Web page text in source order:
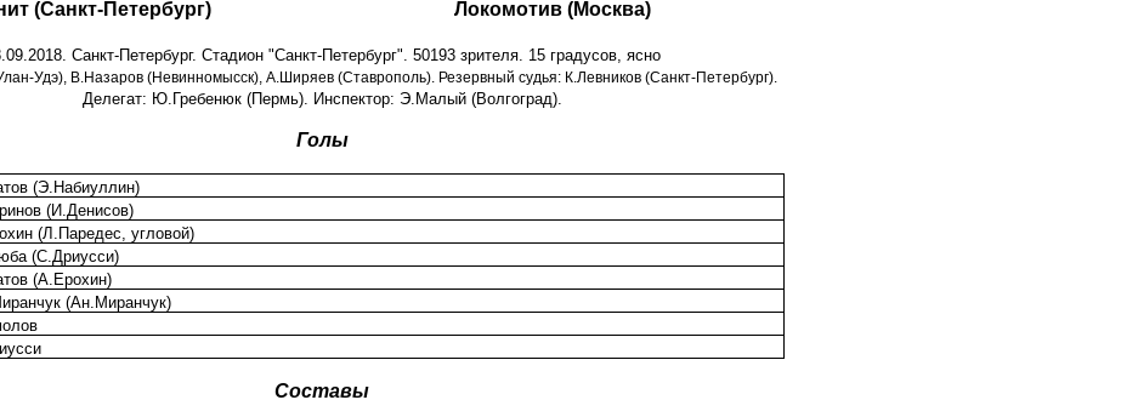
(Санкт-Петербург) Локомотив (Москва)
Санкт-Петербург. Стадион "Санкт-Петербург". 50193 зрителя. 15 градусов, ясно
Удэ), В.Назаров (Невинномысск), А.Ширяев (Ставрополь). Резервный судья: К.Левников (Санкт-Петербург).
Делегат: Ю.Гребенюк (Пермь). Инспектор: Э.Малый (Волгоград).
Голы
(Э.Набиуллин)
(И.Денисов)
(Л.Паредес, угловой)
(С.Дриусси)
(А.Ерохин)
(Ан.Миранчук)
Составы